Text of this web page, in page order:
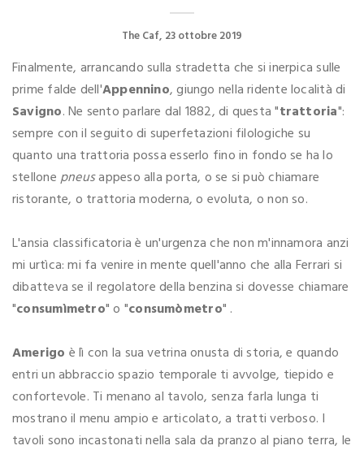
The Caf 23 ottobre 2019
Finalmente, arrancando sulla stradetta che si inerpica sulle
prime falde dell'Appennino, giungo nella ridente località di
Savigno. Ne sento parlare dal 1882, di questa "trattoria":
sempre con il seguito di superfetazioni filologiche su
quanto una trattoria possa esserlo fino in fondo se ha lo
stellonepneusappeso alla porta, o se si può chiamare
ristorante, o trattoria moderna, o evoluta, o non so.
L'ansia classificatoria è un'urgenza che non m'innamora anzi
mi urtìca: mi fa venire in mente quell'anno che alla Ferrari si
dibatteva se il regolatore della benzina si dovesse chiamare
"consumìmetro" o "consumòmetro" .
Amerigo è lì con la sua vetrina onusta di storia, e quando
entri un abbraccio spazio temporale ti avvolge, tiepido e
confortevole. Ti menano al tavolo, senza farla lunga ti
mostrano il menu ampio e articolato, a tratti verboso. I
tavoli sono incastonati nella sala da pranzo al piano terra, le